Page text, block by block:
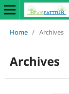
Home / Archives
Archives